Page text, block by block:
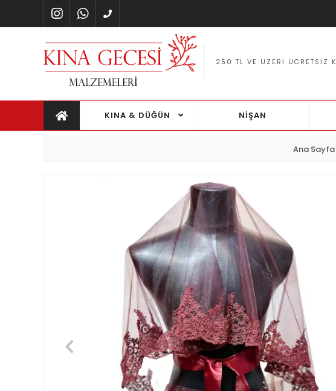
250 TL VE ÜZERI ÜCRETSIZ KARGO FIRSATI
KINA & DÜĞÜN NİŞAN
Ana Sayfa